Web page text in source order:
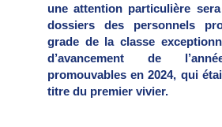
une attention particulière
dossiers des personnels
grade de la classe
d’avancement de
promouvables en 2024, qui
titre du premier vivier.